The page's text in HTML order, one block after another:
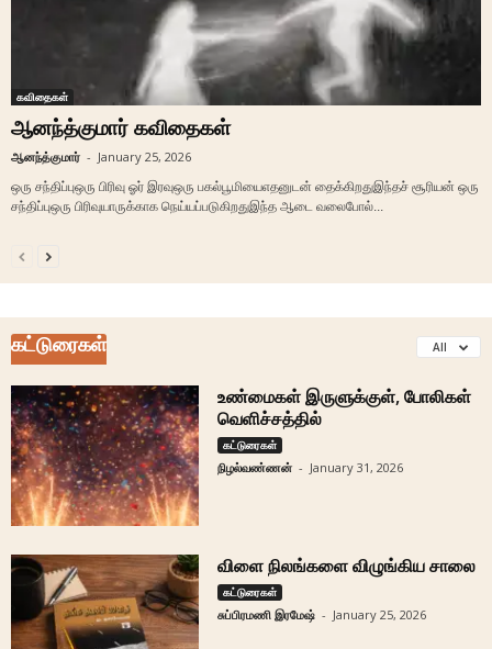
கவிதைகள்
ஆனந்த்குமார் கவிதைகள்
ஆனந்த்குமார் - January 25, 2026
ஒரு சந்திப்புஒரு பிரிவு ஓர் இரவுஒரு பகல்பூமியைஎதனுடன் தைக்கிறதுஇந்தச் சூரியன் ஒரு
சந்திப்புஒரு பிரிவுயாருக்காக நெய்யப்படுகிறதுஇந்த ஆடை வலைபோல்...
கட்டுரைகள் All
உண்மைகள் இருளுக்குள், போலிகள்
வெளிச்சத்தில்
கட்டுரைகள்
நிழல்வண்ணன் - January 31, 2026
விளை நிலங்களை விழுங்கிய சாலை
கட்டுரைகள்
சுப்பிரமணி இரமேஷ் - January 25, 2026